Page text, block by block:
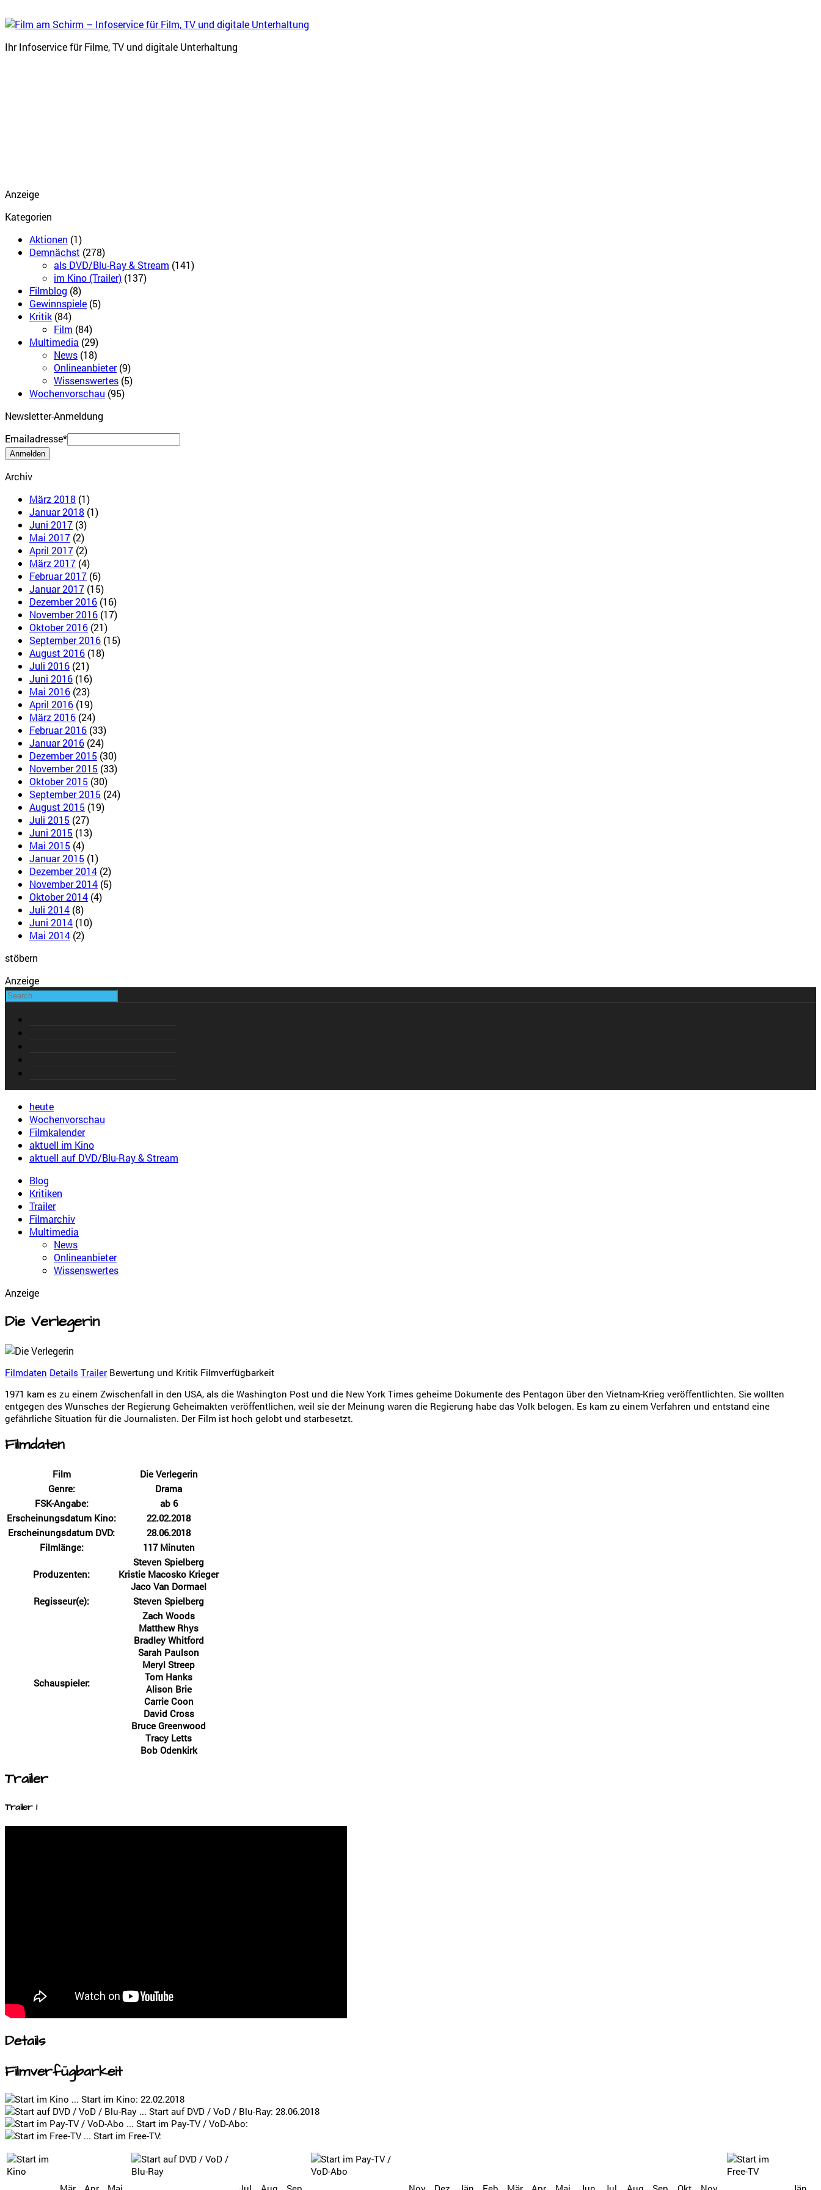
Ihr Infoservice für Filme, TV und digitale Unterhaltung
Anzeige
Kategorien
Aktionen (1)
Demnächst (278)
als DVD/Blu-Ray & Stream (141)
im Kino (Trailer) (137)
Filmblog (8)
Gewinnspiele (5)
Kritik (84)
Film (84)
Multimedia (29)
News (18)
Onlineanbieter(9)
Wissenswertes (5)
Wochenvorschau (95)
Newsletter-Anmeldung
Emailadresse*
Archiv
März 2018 (1)
Januar 2018 (1)
Juni 2017 (3)
Mai 2017 (2)
April 2017 (2)
März 2017 (4)
Februar 2017 (6)
Januar 2017 (15)
Dezember 2016 (16)
November 2016 (17)
Oktober 2016 (21)
September 2016 (15)
August 2016 (18)
Juli 2016 (21)
Juni 2016 (16)
Mai 2016 (23)
April 2016 (19)
März 2016 (24)
Februar 2016 (33)
Januar 2016 (24)
Dezember 2015 (30)
November 2015 (33)
Oktober 2015 (30)
September 2015 (24)
August 2015 (19)
Juli 2015 (27)
Juni 2015 (13)
Mai 2015 (4)
Januar 2015 (1)
Dezember 2014 (2)
November 2014 (5)
Oktober 2014 (4)
Juli 2014 (8)
Juni 2014 (10)
Mai 2014 (2)
stöbern
Anzeige
heute
Wochenvorschau
Filmkalender
aktuell im Kino
aktuell auf DVD/Blu-Ray & Stream
Blog
Kritiken
Trailer
Filmarchiv
Multimedia
News
Onlineanbieter
Wissenswertes
Anzeige
Die Verlegerin
Filmdaten Details Trailer Bewertung und Kritik Filmverfügbarkeit
1971 kam es zu einem Zwischenfall in den USA, als die Washington Post und die New York Times geheime Dokumente des Pentagon über den Vietnam-Krieg veröffentlichten. Sie wollten
entgegen des Wunsches der Regierung Geheimakten veröffentlichen, weil sie der Meinung waren die Regierung habe das Volk belogen. Es kam zu einem Verfahren und entstand eine
gefährliche Situation für die Journalisten. Der Film ist hoch gelobt und starbesetzt.
Filmdaten
Film
Die Verlegerin
Genre:
Drama
FSK-Angabe:
ab 6
Erscheinungsdatum Kino:
22.02.2018
Erscheinungsdatum DVD:
28.06.2018
Filmlänge:
117 Minuten
Produzenten:
Steven Spielberg
Kristie Macosko Krieger
Jaco Van Dormael
Regisseur(e):
Steven Spielberg
Schauspieler:
Zach Woods
Matthew Rhys
Bradley Whitford
Sarah Paulson
Meryl Streep
Tom Hanks
Alison Brie
Carrie Coon
David Cross
Bruce Greenwood
Tracy Letts
Bob Odenkirk
Trailer
Trailer 1
Details
Filmverfügbarkeit
... Start im Kino: 22.02.2018
... Start auf DVD / VoD / Blu-Ray: 28.06.2018
... Start im Pay-TV / VoD-Abo:
... Start im Free-TV: